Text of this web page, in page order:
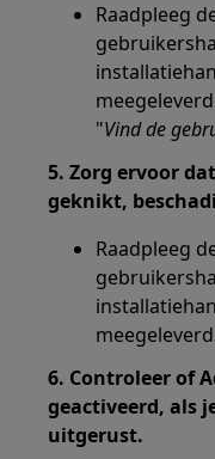
Raadpleeg
"Vind de
5. Zorg ervoor
geknikt,
Raadpleeg
6. Controleer of
geactiveerd, als
uitgerust.